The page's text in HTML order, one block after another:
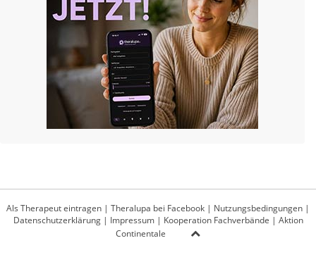
Als Therapeut eintragen | Theralupa bei Facebook | Nutzungsbedingungen |
Datenschutzerklärung| Impressum| Kooperation Fachverbände | Aktion
Continentale